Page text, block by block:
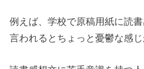
例えば、学校で原稿用紙に読
言われるとちょっと憂鬱な感じ